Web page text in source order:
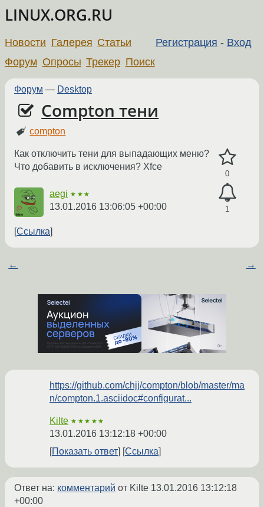
LINUX.ORG.RU
Регистрация - Вход
Новости Галерея Статьи
Форум Опросы Трекер Поиск
Форум — Desktop
Compton тени
compton
0
1
Как отключить тени для выпадающих меню?
Что добавить в исключения? Xfce
aegi ★★★
13.01.2016 13:06:05 +00:00
Ссылка
← →
https://github.com/chjj/compton/blob/master/ma
n/compton.1.asciidoc#configurat...
Kilte ★★★★★
13.01.2016 13:12:18 +00:00
Показать ответ
Ссылка
Ответ на: комментарий от Kilte 13.01.2016 13:12:18
+00:00